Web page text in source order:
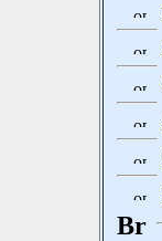
Br